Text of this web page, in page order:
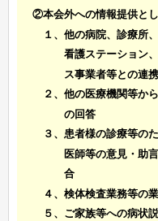
②本会外への情報提供と
１、他の病院、診療所
看護ステーション、
ス事業者等との連携
２、他の医療機関等か
の回答
３、患者様の診療等の
医師等の意見・助言
合
４、検体検査業務等の
５、ご家族等への病状